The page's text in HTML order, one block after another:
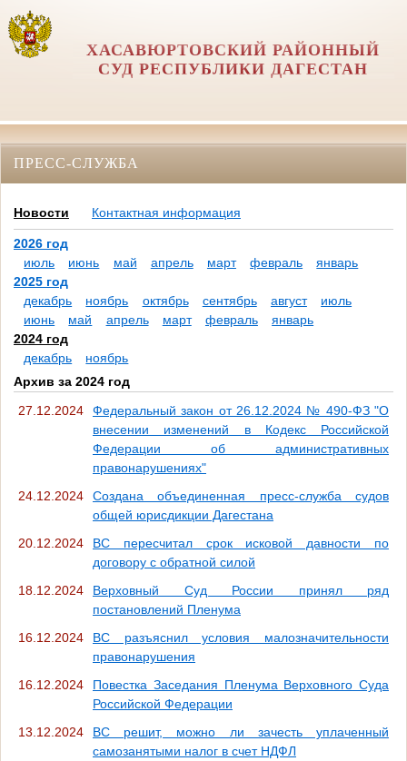
ХАСАВЮРТОВСКИЙ РАЙОННЫЙ
СУД РЕСПУБЛИКИ ДАГЕСТАН
ПРЕСС-СЛУЖБА
Новости Контактная информация
2026 год
июль
июнь май апрель март февраль
январь
2025 год
декабрь
ноябрь октябрь сентябрь август
июль
июнь
май апрель март февраль
январь
2024 год
декабрь
ноябрь
Архив за 2024 год
27.12.2024
Федеральный закон от 26.12.2024 № 490-ФЗ "О
внесении изменений в Кодекс Российской
Федерации об административных
правонарушениях"
24.12.2024
Создана объединенная пресс-служба судов
общей юрисдикции Дагестана
20.12.2024
ВС пересчитал срок исковой давности по
договору с обратной силой
18.12.2024
Верховный Суд России принял ряд
постановлений Пленума
16.12.2024
ВС разъяснил условия малозначительности
правонарушения
16.12.2024
Повестка Заседания Пленума Верховного Суда
Российской Федерации
13.12.2024
ВС решит, можно ли зачесть уплаченный
самозанятыми налог в счет НДФЛ